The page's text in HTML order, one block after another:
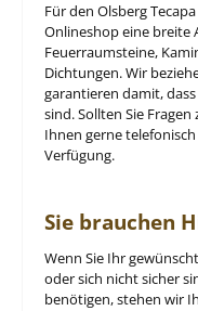
Für den Olsberg
Onlineshop eine breite
Feuerraumsteine,
Dichtungen. Wir
garantieren damit, dass
sind. Sollten Sie
Ihnen gerne
Verfügung.
Sie brauchen
Wenn Sie Ihr
oder sich nicht sicher
benötigen, stehen wir